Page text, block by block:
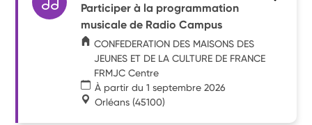
Participer à la programmation
musicale de Radio Campus
CONFEDERATION DES MAISONS DES
JEUNES ET DE LA CULTURE DE FRANCE
FRMJC Centre
À partir du 1 septembre 2026
Orléans (45100)